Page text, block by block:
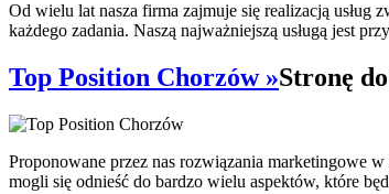
Od wielu lat nasza firma zajmuje się realizacją
każdego zadania. Naszą najważniejszą usługą jest
Top Position Chorzów »Stronę
Proponowane przez nas rozwiązania marketingowe
mogli się odnieść do bardzo wielu aspektów, które